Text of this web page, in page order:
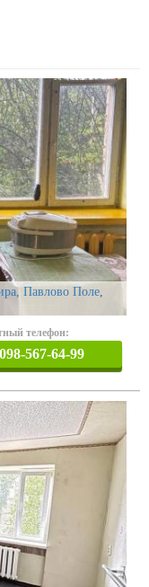
Павлово Поле,
телефон:
098-567-64-99